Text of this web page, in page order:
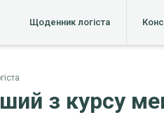
Щоденник логіста
з курсу